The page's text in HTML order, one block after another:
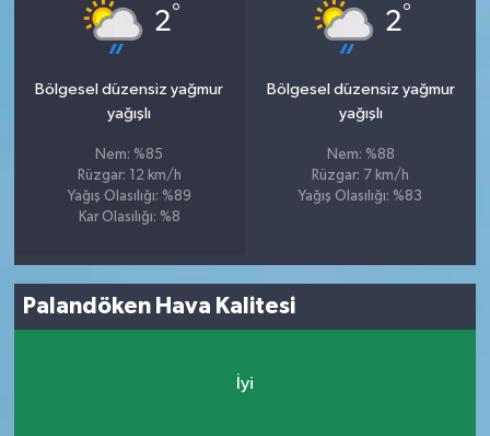
2°
Bölgesel düzensiz yağmur
yağışlı
Nem: %85
Rüzgar: 12 km/h
Yağış Olasılığı: %89
Kar Olasılığı: %8
2°
Bölgesel düzensiz yağmur
yağışlı
Nem: %88
Rüzgar: 7 km/h
Yağış Olasılığı: %83
Palandöken Hava Kalitesi
İyi